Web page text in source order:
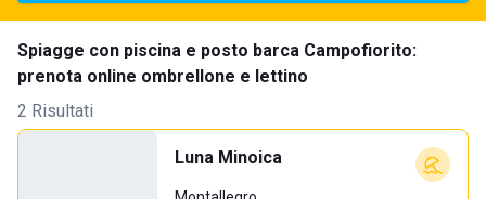
Spiagge con piscina e posto barca Campofiorito:
prenota online ombrellone e lettino
2 Risultati
Luna Minoica